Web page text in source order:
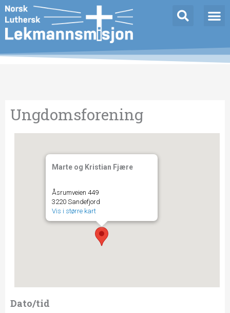
Hopp
rett
til
innholdet
Ungdomsforening
Marte og Kristian Fjære
Åsrumveien 449
3220 Sandefjord
Vis i større kart
Dato/tid